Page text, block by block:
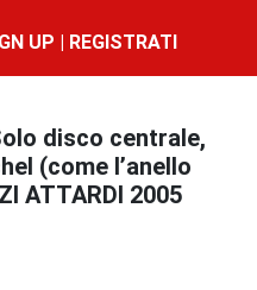
UP | REGISTRATI
disco centrale,
(come l’anello
ATTARDI 2005